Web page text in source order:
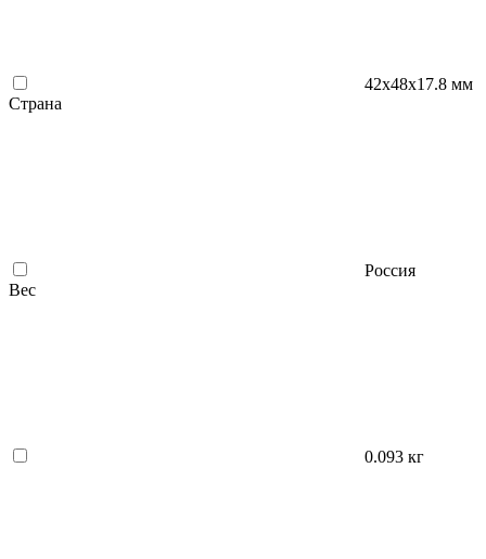
42х48х17.8 мм
Страна
Россия
Вес
0.093 кг